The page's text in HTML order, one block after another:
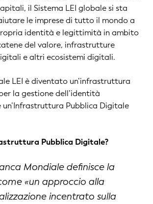
il Sistema LEI globale si sta
le imprese di tutto il mondo a
identità e legittimità in ambito
del valore, infrastrutture
e altri ecosistemi digitali.
LEI è diventato un’infrastruttura
la gestione dell’identità
Pubblica Digitale
Pubblica Digitale?
Mondiale definisce la
«un approccio alla
incentrato sulla